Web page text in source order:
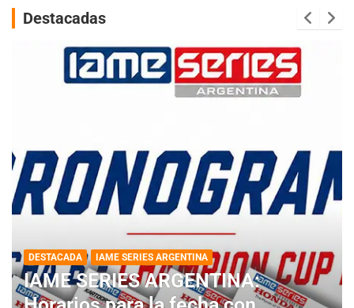
Destacadas
DESTACADA IAME SERIES ARGENTINA
IAME SERIES ARGENTINA: